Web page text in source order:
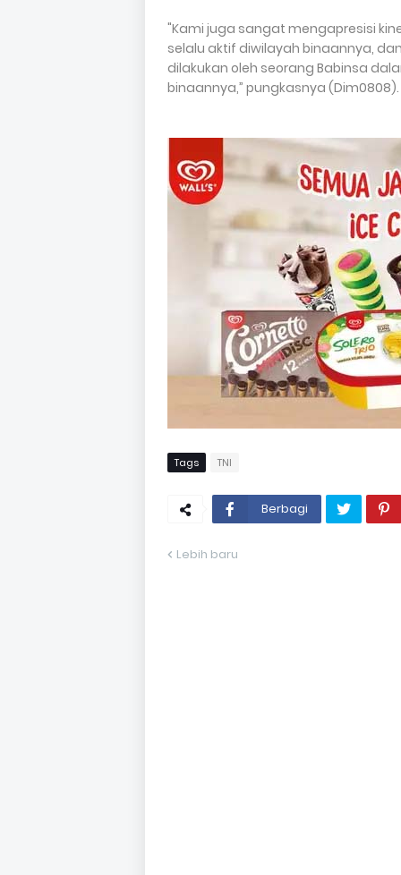
"Kami juga sangat mengapresisi
selalu aktif diwilayah binaannya,
dilakukan oleh seorang Babinsa
binaannya,” pungkasnya (Dim0808).
Tags TNI
Berbagi
Lebih baru